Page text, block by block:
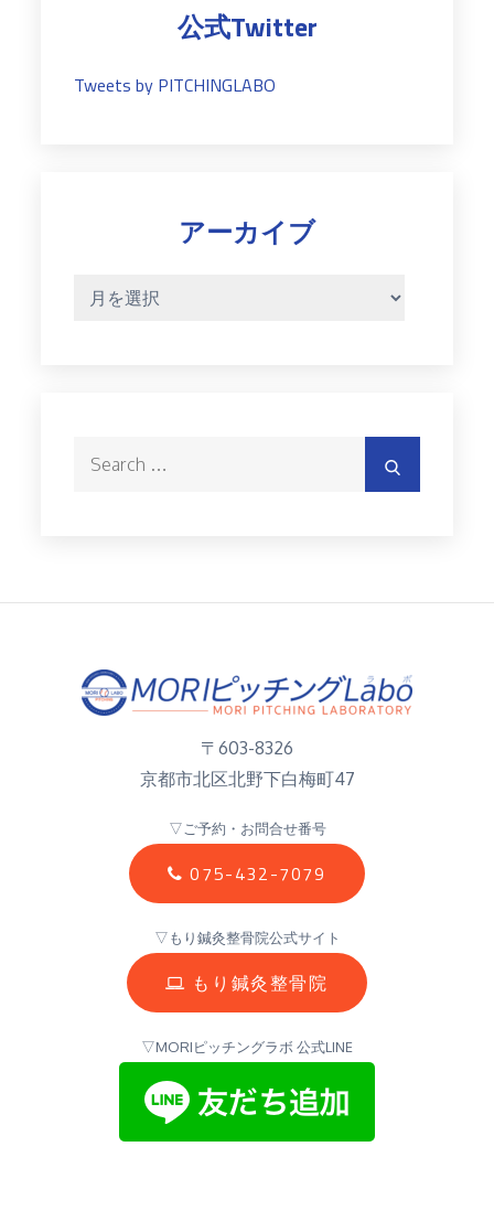
公式Twitter
Tweets by PITCHINGLABO
アーカイブ
〒603-8326
京都市北区北野下白梅町47
▽ご予約・お問合せ番号
075-432-7079
▽もり鍼灸整骨院公式サイト
もり鍼灸整骨院
▽MORIピッチングラボ 公式LINE